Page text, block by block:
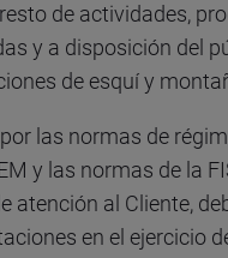
de actividades,
y a disposición del
de esquí y
las normas de
y las normas de la
atención al Cliente,
en el ejercicio